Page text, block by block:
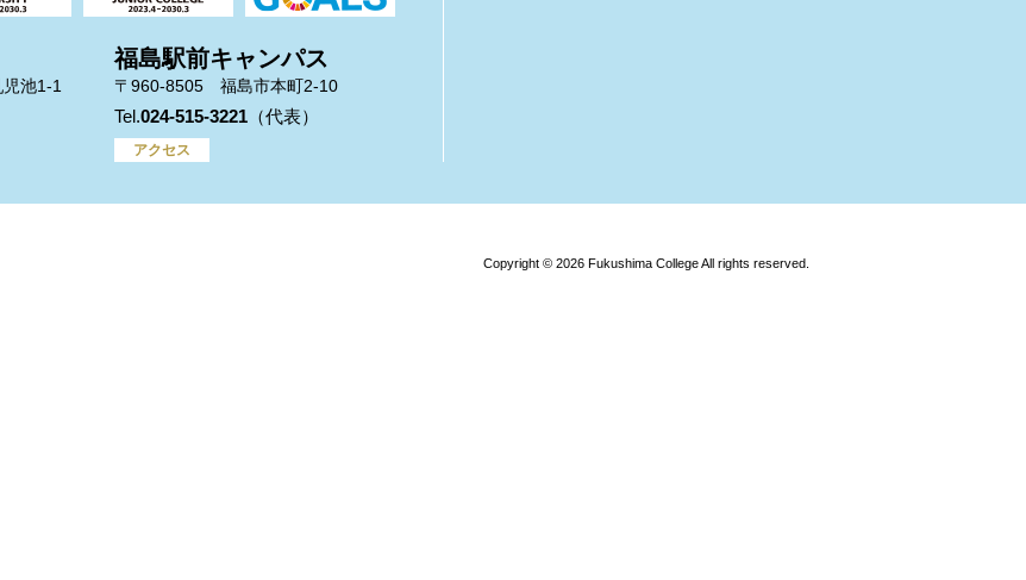
池1-1
福島駅前キャンパス
〒960-8505 福島市本町2-10
024-515-3221
アクセス
Copyright © 2026 Fukushima College All rights reserved.